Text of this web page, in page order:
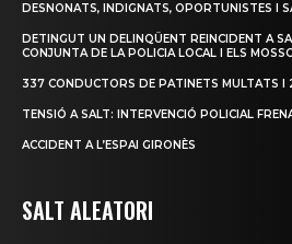
DESNONATS, INDIGNATS, OPORTUNISTES I
DETINGUT UN DELINQÜENT REINCIDENT A
CONJUNTA DE LA POLICIA LOCAL I ELS
337 CONDUCTORS DE PATINETS MULTATS I
TENSIÓ A SALT: INTERVENCIÓ POLICIAL
ACCIDENT A L’ESPAI GIRONÈS
SALT ALEATORI